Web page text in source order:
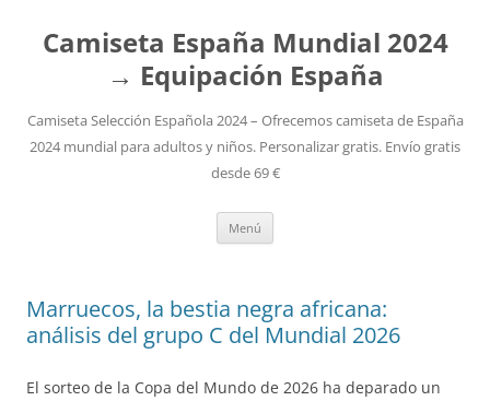
Camiseta España Mundial 2024
→ Equipación España
Camiseta Selección Española 2024 – Ofrecemos camiseta de España
2024 mundial para adultos y niños. Personalizar gratis. Envío gratis
desde 69 €
Menú
Marruecos, la bestia negra africana:
análisis del grupo C del Mundial 2026
El sorteo de la Copa del Mundo de 2026 ha deparado un